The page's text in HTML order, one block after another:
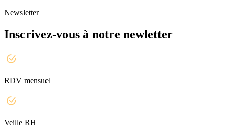
Newsletter
Inscrivez-vous à notre newletter
RDV mensuel
Veille RH